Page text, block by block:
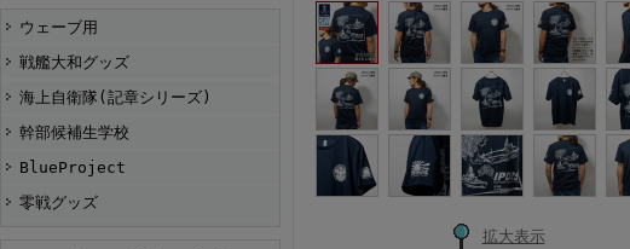
ウェーブ用
戦艦大和グッズ
海上自衛隊(記章シリーズ)
幹部候補生学校
BlueProject
零戦グッズ
拡大表示